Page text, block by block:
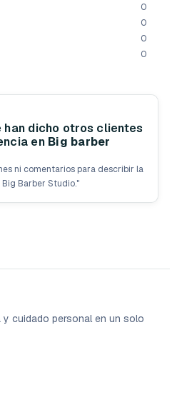
0
0
0
0
dicho otros clientes
en Big barber
ni comentarios para describir la
Barber Studio."
y cuidado personal en un solo